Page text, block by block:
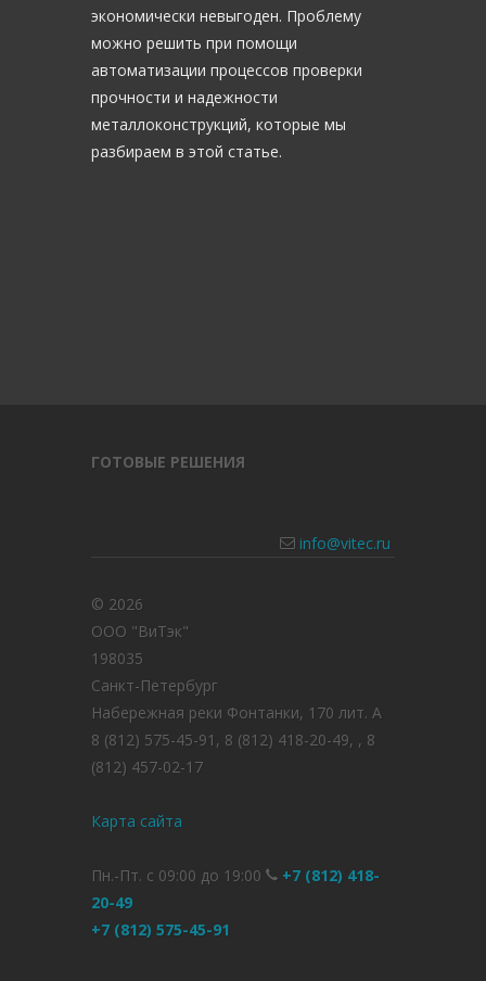
экономически невыгоден. Проблему
можно решить при помощи
автоматизации процессов проверки
прочности и надежности
металлоконструкций, которые мы
разбираем в этой статье.
ГОТОВЫЕ РЕШЕНИЯ
info@vitec.ru
© 2026
ООО "ВиТэк"
198035
Санкт-Петербург
Набережная реки Фонтанки, 170 лит. А
8 (812) 575-45-91, 8 (812) 418-20-49, , 8
(812) 457-02-17
Карта сайта
Пн.-Пт. с 09:00 до 19:00
+7 (812) 418-
20-49
+7 (812) 575-45-91